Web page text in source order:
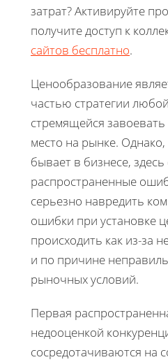
затрат? Активируйте
получите доступ к
сайтов бесплатно.
Ценообразование
частью стратегии
стремящейся
место на рынке. Однако,
бывает в бизнесе,
распространенные
серьезно навредить
ошибки при установке
происходить как из-за
и по причине
рыночных условий.
Первая
недооценкой
сосредотачиваются на